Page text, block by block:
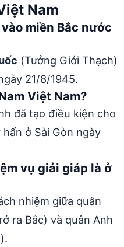
Nam
miền Bắc nước
(Tưởng Giới Thạch)
21/8/1945.
Việt Nam?
đã tạo điều kiện cho
ở Sài Gòn ngày
vụ giải giáp là ở
nhiệm giữa quân
ra Bắc) và quân Anh